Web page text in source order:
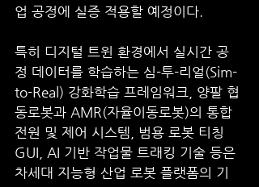
업 공정에 실증 적용할 예정이다.
특히 디지털 트윈 환경에서 실시간 공
정 데이터를 학습하는 심-투-리얼(Sim-
to-Real) 강화학습 프레임워크, 양팔 협
동로봇과 AMR(자율이동로봇)의 통합
전원 및 제어 시스템, 범용 로봇 티칭
GUI, AI 기반 작업물 트래킹 기술 등은
차세대 지능형 산업 로봇 플랫폼의 기